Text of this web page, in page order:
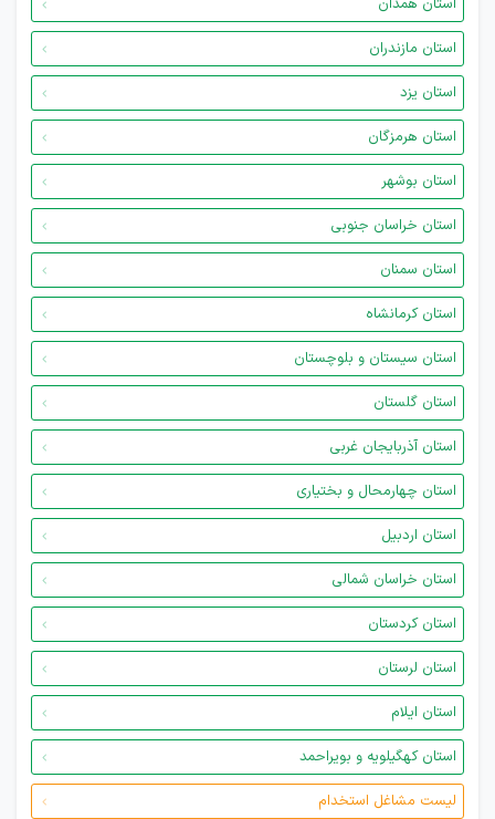
استان همدان
استان مازندران
استان یزد
استان هرمزگان
استان بوشهر
استان خراسان جنوبی
استان سمنان
استان کرمانشاه
استان سیستان و بلوچستان
استان گلستان
استان آذربایجان غربی
استان چهارمحال و بختیاری
استان اردبیل
استان خراسان شمالی
استان کردستان
استان لرستان
استان ایلام
استان کهگیلویه و بویراحمد
لیست مشاغل استخدام